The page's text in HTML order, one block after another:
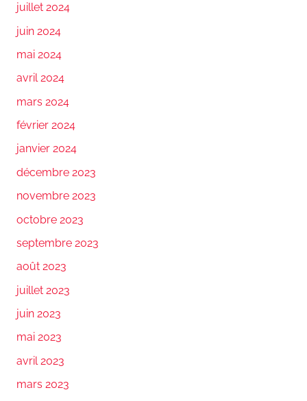
juillet 2024
juin 2024
mai 2024
avril 2024
mars 2024
février 2024
janvier 2024
décembre 2023
novembre 2023
octobre 2023
septembre 2023
août 2023
juillet 2023
juin 2023
mai 2023
avril 2023
mars 2023